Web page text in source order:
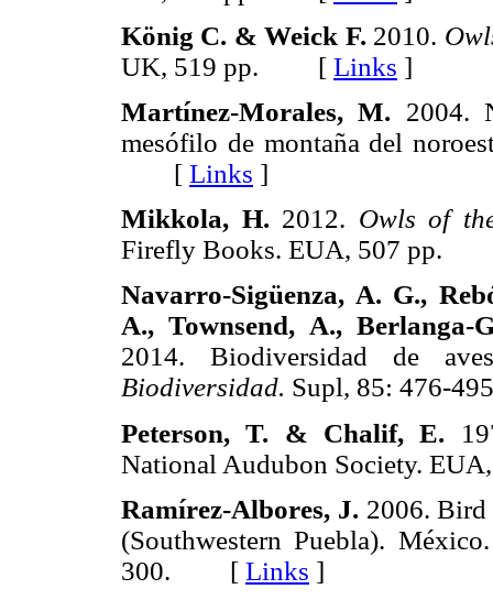
König C. & Weick F. 2010.
UK, 519 pp. [ Links ]
Martínez-Morales, M. 2004.
mesófilo de montaña del
[ Links ]
Mikkola, H. 2012. Owls of
Firefly Books. EUA, 507
Navarro-Sigüenza, A. G.,
A., Townsend, A., Berlanga-
2014. Biodiversidad de
Biodiversidad. Supl, 85:
Peterson, T. & Chalif, E.
National Audubon Society.
Ramírez-Albores, J. 2006.
(Southwestern Puebla).
300. [ Links ]